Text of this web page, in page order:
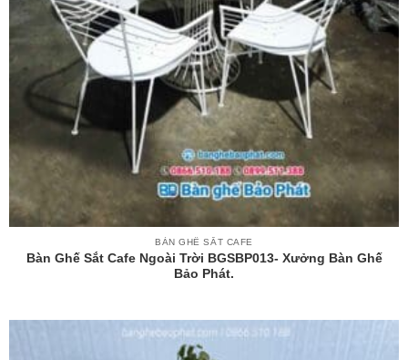
BÀN GHẾ SẮT CAFE
Bàn Ghế Sắt Cafe Ngoài Trời BGSBP013- Xưởng Bàn Ghế
Bảo Phát.